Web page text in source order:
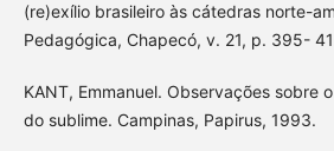
(re)exílio brasileiro às cátedras norte-
Pedagógica, Chapecó, v. 21, p. 395-
KANT, Emmanuel. Observações sobre
do sublime. Campinas, Papirus, 1993.